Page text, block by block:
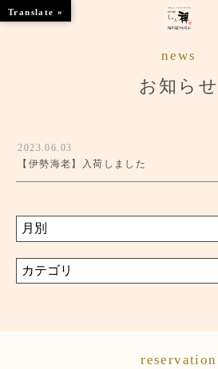
news
お知らせ
2023.06.03
【伊勢海老】入荷しました
reservation
Translate »